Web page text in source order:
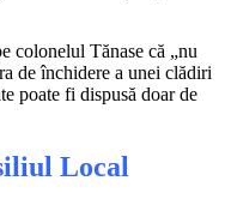
colonelul Tănase că „nu
de închidere a unei clădiri
poate fi dispusă doar de
Local